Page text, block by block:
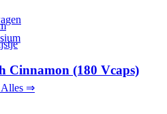
⇒
Cinnamon (180 Vcaps)